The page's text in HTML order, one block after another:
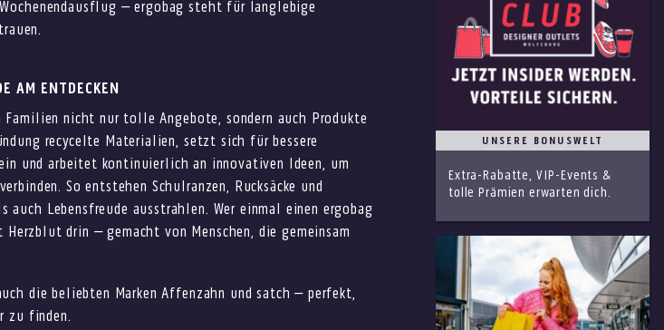
– ergobag steht für langlebige
AM ENTDECKEN
nicht nur tolle Angebote, sondern auch Produkte
recycelte Materialien, setzt sich für bessere
und arbeitet kontinuierlich an innovativen Ideen, um
So entstehen Schulranzen, Rucksäcke und
Lebensfreude ausstrahlen. Wer einmal einen ergobag
drin – gemacht von Menschen, die gemeinsam
die beliebten Marken Affenzahn und satch – perfekt,
zu finden.
UNSERE BONUSWELT
Extra-Rabatte, VIP-Events &
tolle Prämien erwarten dich.